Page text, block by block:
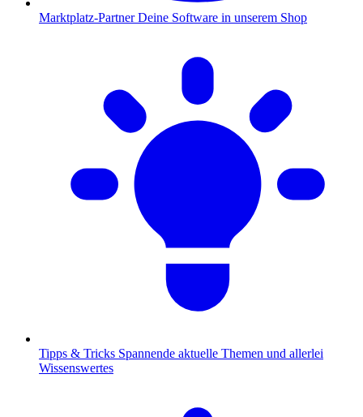
Marktplatz-Partner Deine Software in unserem Shop
Tipps & Tricks Spannende aktuelle Themen und allerlei
Wissenswertes